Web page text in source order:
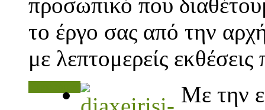
το έργο σας από την
με λεπτομερείς
Με την